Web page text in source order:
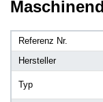
Referenz Nr.
Hersteller
Typ